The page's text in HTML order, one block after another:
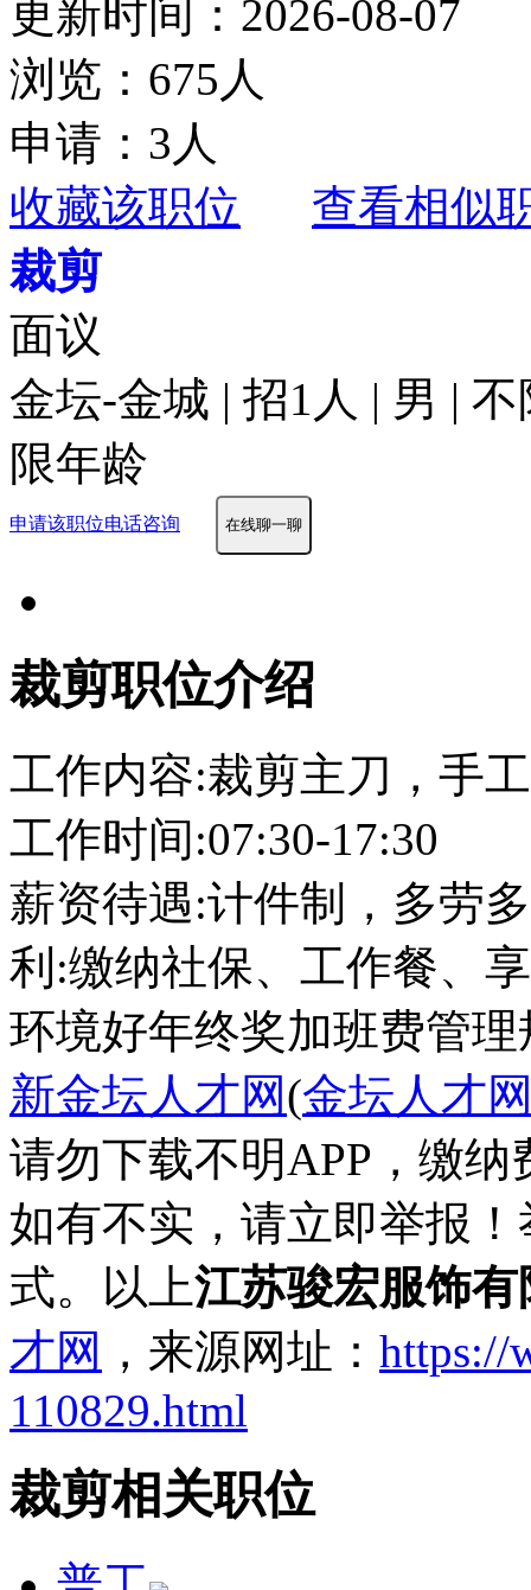
更新时间：2026-08-07
浏览：675人
申请：3人
收藏该职位
查看相似
裁剪
面议
金坛-金城 | 招1人 | 男 |
限年龄
申请该职位电话咨询 在线聊一聊
裁剪职位介绍
工作内容:裁剪主刀，手
工作时间:07:30-17:30
薪资待遇:计件制，多劳
利:缴纳社保、工作餐、
环境好年终奖加班费管理
新金坛人才网(金坛人才
请勿下载不明APP，缴
如有不实，请立即举报
式。以上江苏骏宏服饰
才网 ，来源网址： https://
110829.html
裁剪相关职位